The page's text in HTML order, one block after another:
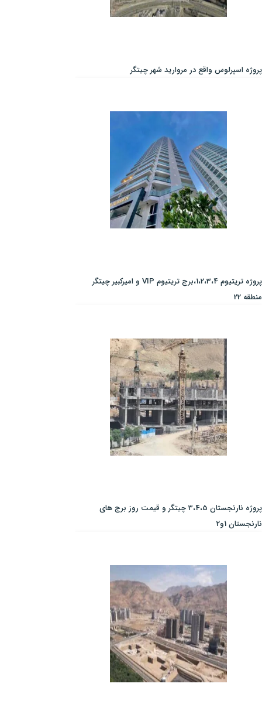
پروژه اسپرلوس واقع در مروارید شهر چیتگر
پروژه تریتیوم 1،2،3،4،برج تریتیوم VIP و امیرکبیر چیتگر
منطقه 22
پروژه نارنجستان 3،4،5 چیتگر و قیمت روز برج های
نارنجستان 1و2